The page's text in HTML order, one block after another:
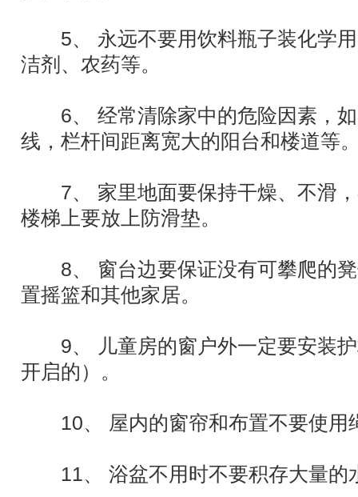
5、 永远不要用饮料瓶子装化学用
洁剂、农药等。
6、 经常清除家中的危险因素，如
线，栏杆间距离宽大的阳台和楼道等
7、 家里地面要保持干燥、不滑，
楼梯上要放上防滑垫。
8、 窗台边要保证没有可攀爬的凳
置摇篮和其他家居。
9、 儿童房的窗户外一定要安装护
开启的）。
10、 屋内的窗帘和布置不要使用
11、 浴盆不用时不要积存大量的